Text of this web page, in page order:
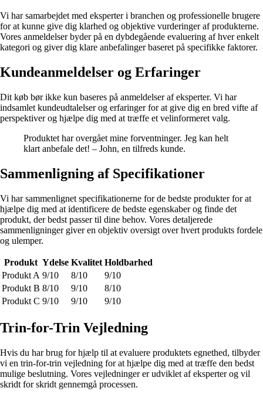
Vi har samarbejdet med eksperter i branchen og professionelle brugere
for at kunne give dig klarhed og objektive vurderinger af produkterne.
Vores anmeldelser byder på en dybdegående evaluering af hver enkelt
kategori og giver dig klare anbefalinger baseret på specifikke faktorer.
Kundeanmeldelser og Erfaringer
Dit køb bør ikke kun baseres på anmeldelser af eksperter. Vi har
indsamlet kundeudtalelser og erfaringer for at give dig en bred vifte af
perspektiver og hjælpe dig med at træffe et velinformeret valg.
Produktet har overgået mine forventninger. Jeg kan helt
klart anbefale det! – John, en tilfreds kunde.
Sammenligning af Specifikationer
Vi har sammenlignet specifikationerne for de bedste produkter for at
hjælpe dig med at identificere de bedste egenskaber og finde det
produkt, der bedst passer til dine behov. Vores detaljerede
sammenligninger giver en objektiv oversigt over hvert produkts fordele
og ulemper.
Produkt Ydelse Kvalitet Holdbarhed
Produkt A 9/10 8/10
9/10
Produkt B 8/10 9/10
8/10
Produkt C 9/10 9/10 9/10
Trin-for-Trin Vejledning
Hvis du har brug for hjælp til at evaluere produktets egnethed, tilbyder
vi en trin-for-trin vejledning for at hjælpe dig med at træffe den bedst
mulige beslutning. Vores vejledninger er udviklet af eksperter og vil
skridt for skridt gennemgå processen.